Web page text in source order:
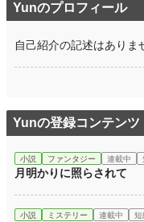
Yunのプロフィール
自己紹介の記述はありま
Yunの登録コンテンツ
小説 ファンタジー 連載中
月明かりに照らされて
小説 ミステリー 連載中 短